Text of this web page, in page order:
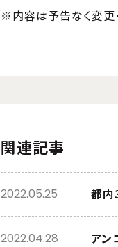
※内容は予告なく変更
関連記事
都内
2022.05.25
アン
2022.04.28